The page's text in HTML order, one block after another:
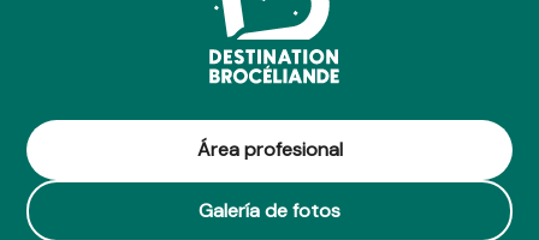
Área profesional
Galería de fotos